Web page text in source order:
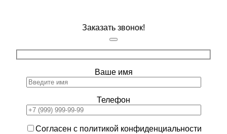
Заказать звонок!
Ваше имя
Телефон
Согласен с политикой конфиденциальности